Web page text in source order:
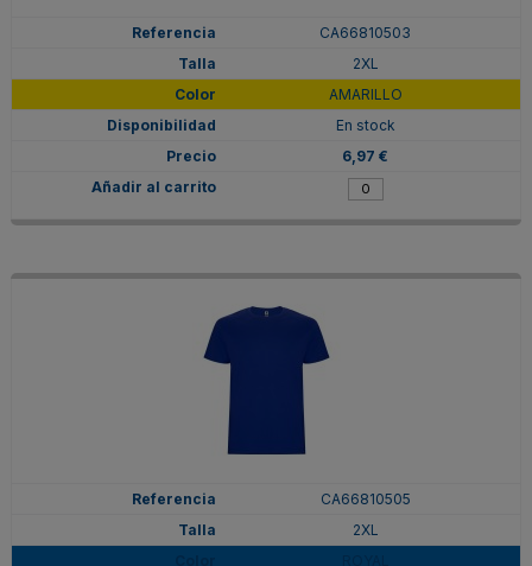
CA66810503
2XL
AMARILLO
En stock
6,97 €
CA66810505
2XL